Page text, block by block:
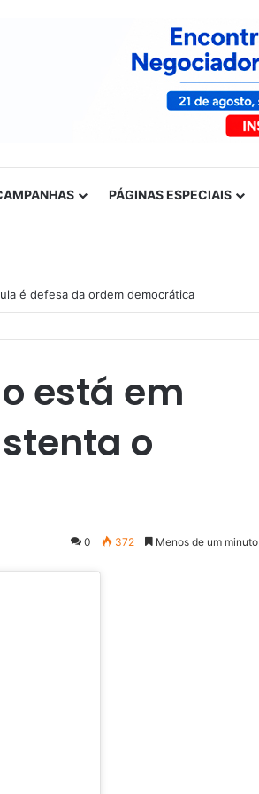
PÁGINAS ESPECIAIS
é defesa da ordem democrática
está em
o
0 372 Menos de um minuto